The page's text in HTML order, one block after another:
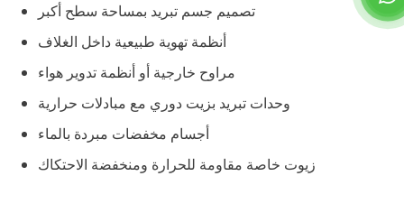
تصميم جسم تبريد بمساحة سطح أكبر
أنظمة تهوية طبيعية داخل الغلاف
مراوح خارجية أو أنظمة تدوير هواء
وحدات تبريد بزيت دوري مع مبادلات حرارية
أجسام مخفضات مبردة بالماء
زيوت خاصة مقاومة للحرارة ومنخفضة الاحتكاك